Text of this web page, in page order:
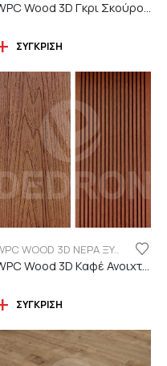
ΣΎΓΚΡΙΣΗ
WPC WOOD 3D ΝΕΡΑ ΞΥΛΟΥ
ΣΎΓΚΡΙΣΗ